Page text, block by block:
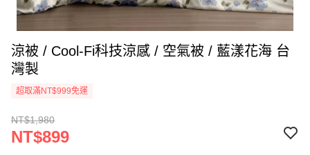
涼被 / Cool-Fi科技涼感 / 空氣被 / 藍漾花海 台
灣製
超取滿NT$999免運
NT$1,980
NT$899